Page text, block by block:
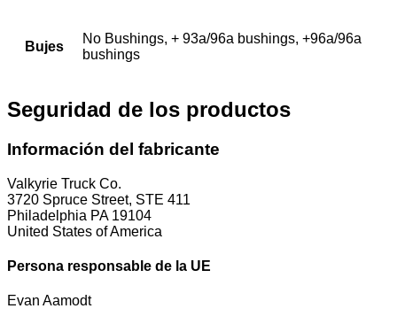
Bujes
No Bushings, + 93a/96a bushings, +96a/96a
bushings
Seguridad de los productos
Información del fabricante
Valkyrie Truck Co.
3720 Spruce Street, STE 411
Philadelphia PA 19104
United States of America
Persona responsable de la UE
Evan Aamodt